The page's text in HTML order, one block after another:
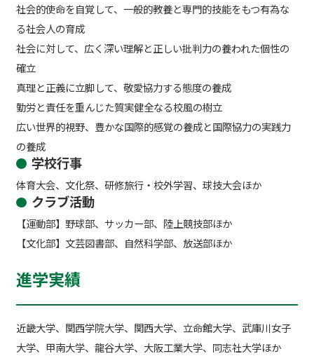
社会的使命を自覚して、一般的教養と専門的技能をもつ有為な
る社会人の育成
社会に対して、広く深い理解と正しい批判力の養われた個性の
確立
真理と正義に立脚して、敬愛協力する態度の養成
勤労と責任を重んじた質実健全なる校風の樹立
広い世界的視野、豊かな国際的感覚の養成と国際協力の実践力
の養成
学校行事
体育大会、文化祭、研修旅行・校外学習、球技大会ほか
クラブ活動
【運動部】野球部、サッカー部、陸上競技部ほか
【文化部】文芸図書部、自然科学部、放送部ほか
進学実績
近畿大学、関西学院大学、関西大学、立命館大学、武庫川女子
大学、甲南大学、龍谷大学、大阪工業大学、同志社大学ほか